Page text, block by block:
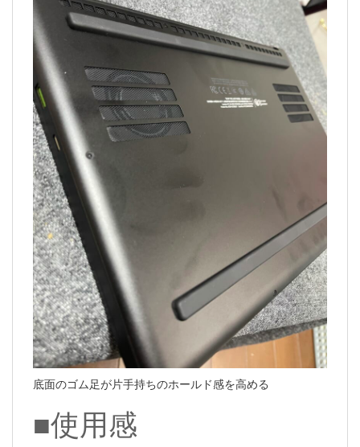
底面のゴム足が片手持ちのホールド感を高める
■使用感